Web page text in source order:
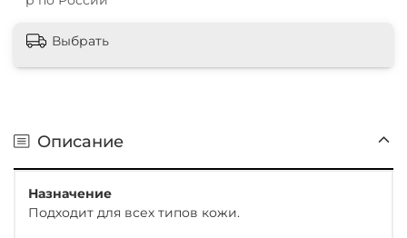
Выбрать
Описание
Назначение
Подходит для всех типов кожи.